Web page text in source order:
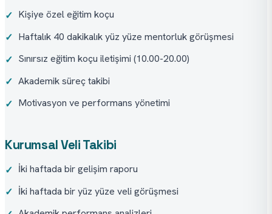
✓ Kişiye özel eğitim koçu
✓ Haftalık 40 dakikalık yüz yüze mentorluk görüşmesi
✓ Sınırsız eğitim koçu iletişimi (10.00-20.00)
✓ Akademik süreç takibi
✓ Motivasyon ve performans yönetimi
Kurumsal Veli Takibi
✓ İki haftada bir gelişim raporu
✓ İki haftada bir yüz yüze veli görüşmesi